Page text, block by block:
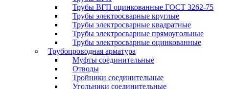
Трубы ВГП оцинкованные ГОСТ 3262-75
Трубы электросварные круглые
Трубы электросварные квадратные
Трубы электросварные прямоугольные
Трубы электросварные оцинкованные
Трубопроводная арматура
Муфты соединительные
Отводы
Тройники соединительные
Угольники соединительные